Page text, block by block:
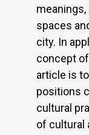
spaces
city. In
concept of
article is
positions
cultural
of cultural